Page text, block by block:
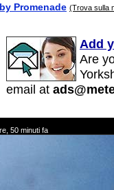
Promenade (Trova sulla
Add
Are
email at
50 minuti fa